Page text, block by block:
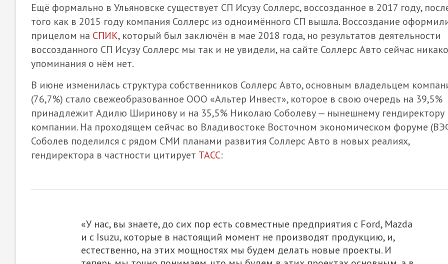
Ещё формально в Ульяновске существует СП Исузу Соллерс, воссозданное в 2017 году,
того как в 2015 году компания Соллерс из одноимённого СП вышла. Воссоздание
прицелом на СПИК, который был заключён в мае 2018 года, но результатов деятельности
воссозданного СП Исузу Соллерс мы так и не увидели, на сайте Соллерс Авто сейчас
упоминания о нём нет.
В июне изменилась структура собственников Соллерс Авто, основным владельцем
(76,7%) стало свежеобразованное ООО «Альтер Инвест», которое в свою очередь на 39,5%
принадлежит Адилю Ширинову и на 35,5% Николаю Соболеву — нынешнему гендиректору
компании. На проходящем сейчас во Владивостоке Восточном экономическом форуме
Соболев поделился с рядом СМИ планами развития Соллерс Авто в новых реалиях,
гендиректора в частности цитирует ТАСС:
«У нас, вы знаете, до сих пор есть совместные предприятия с Ford, Mazda
и с Isuzu, которые в настоящий момент не производят продукцию, и,
естественно, на этих мощностях мы будем делать новые проекты. И